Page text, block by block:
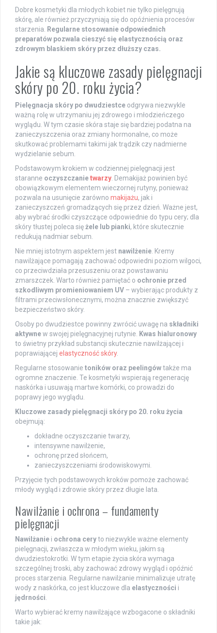
Dobre kosmetyki dla młodych kobiet nie tylko pielęgnują
skórę, ale również przyczyniają się do opóźnienia procesów
starzenia. Regularne stosowanie odpowiednich
preparatów pozwala cieszyć się elastycznością oraz
zdrowym blaskiem skóry przez dłuższy czas.
Jakie są kluczowe zasady pielęgnacji
skóry po 20. roku życia?
Pielęgnacja skóry po dwudziestce odgrywa niezwykle
ważną rolę w utrzymaniu jej zdrowego i młodzieńczego
wyglądu. W tym czasie skóra staje się bardziej podatna na
zanieczyszczenia oraz zmiany hormonalne, co może
skutkować problemami takimi jak trądzik czy nadmierne
wydzielanie sebum.
Podstawowym krokiem w codziennej pielęgnacji jest
staranne oczyszczanietwarzy. Demakijaż powinien być
obowiązkowym elementem wieczornej rutyny, ponieważ
pozwala na usunięcie zarówno makijażu, jak i
zanieczyszczeń gromadzących się przez dzień. Ważne jest,
aby wybrać środki czyszczące odpowiednie do typu cery; dla
skóry tłustej poleca siężele lub pianki, które skutecznie
redukują nadmiar sebum.
Nie mniej istotnym aspektem jest nawilżenie. Kremy
nawilżające pomagają zachować odpowiedni poziom wilgoci,
co przeciwdziała przesuszeniu oraz powstawaniu
zmarszczek. Warto również pamiętać o ochronie przed
szkodliwym promieniowaniem UV – wybierając produkty z
filtrami przeciwsłonecznymi, można znacznie zwiększyć
bezpieczeństwo skóry.
Osoby po dwudziestce powinny zwrócić uwagę na składniki
aktywnew swojej pielęgnacyjnej rutynie. Kwas hialuronowy
to świetny przykład substancji skutecznie nawilżającej i
poprawiającej elastyczność skóry.
Regularne stosowanie toników oraz peelingówtakże ma
ogromne znaczenie. Te kosmetyki wspierają regenerację
naskórka i usuwają martwe komórki, co prowadzi do
poprawy jego wyglądu.
Kluczowe zasady pielęgnacji skóry po 20. roku życia
obejmują:
dokładne oczyszczanie twarzy,
intensywne nawilżenie,
ochronę przed słońcem,
zanieczyszczeniami środowiskowymi.
Przyjęcie tych podstawowych kroków pomoże zachować
młody wygląd i zdrowie skóry przez długie lata.
Nawilżanie i ochrona – fundamenty
pielęgnacji
Nawilżanie i ochrona ceryto niezwykle ważne elementy
pielęgnacji, zwłaszcza w młodym wieku, jakim są
dwudziestokrotki. W tym etapie życia skóra wymaga
szczególnej troski, aby zachować zdrowy wygląd i opóźnić
proces starzenia. Regularne nawilżanie minimalizuje utratę
wody z naskórka, co jest kluczowe dla elastyczności i
jędrności.
Warto wybierać kremy nawilżające wzbogacone o składniki
takie jak: